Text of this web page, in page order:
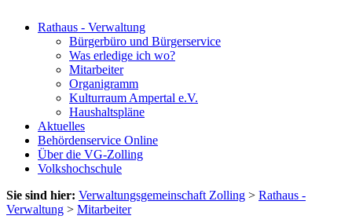
Rathaus - Verwaltung
Bürgerbüro und Bürgerservice
Was erledige ich wo?
Mitarbeiter
Organigramm
Kulturraum Ampertal e.V.
Haushaltspläne
Aktuelles
Behördenservice Online
Über die VG-Zolling
Volkshochschule
Sie sind hier: Verwaltungsgemeinschaft Zolling > Rathaus -
Verwaltung > Mitarbeiter